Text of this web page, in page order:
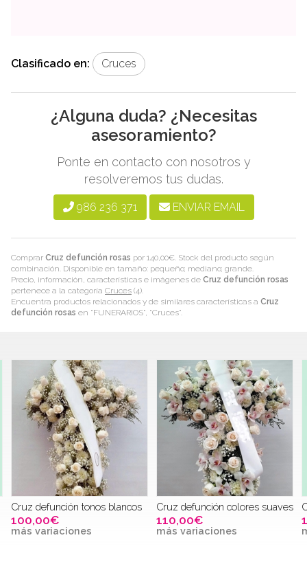
Comprar Cruz defunción rosas por 140,00€ . Stock del producto según
combinación. Disponible en tamaño: pequeño; mediano; grande.
Precio, información, características e imágenes de Cruz defunción rosas
pertenece a la categoría Cruces (4).
Encuentra productos relacionados y de similares características a Cruz
defunción rosas en "FUNERARIOS", "Cruces".
Clasificado en: Cruces
¿Alguna duda? ¿Necesitas
asesoramiento?
Ponte en contacto con nosotros y
resolveremos tus dudas.
986 236 371 ENVIAR EMAIL
Cruz defunción tonos blancos
100,00€
más variaciones
Cruz defunción colores suaves
110,00€
más variaciones